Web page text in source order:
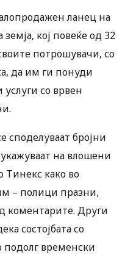
ланец на
кој повеќе од 32
потрошувачи, со
да им ги понуди
со врвен
споделуваат бројни
на влошени
Тинекс како во
– полици празни,
коментарите. Други
состојбата со
подолг временски